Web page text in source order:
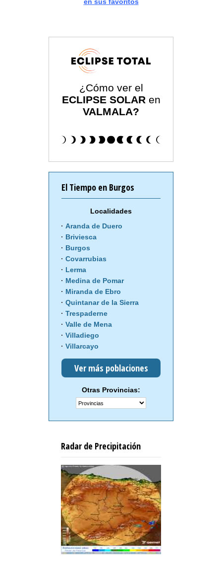
en sus favoritos
¿Cómo ver el
ECLIPSE SOLAR en
VALMALA?
El Tiempo en Burgos
Localidades
Aranda de Duero
Briviesca
Burgos
Covarrubias
Lerma
Medina de Pomar
Miranda de Ebro
Quintanar de la Sierra
Trespaderne
Valle de Mena
Villadiego
Villarcayo
Ver más poblaciones
Otras Provincias:
Radar de Precipitación